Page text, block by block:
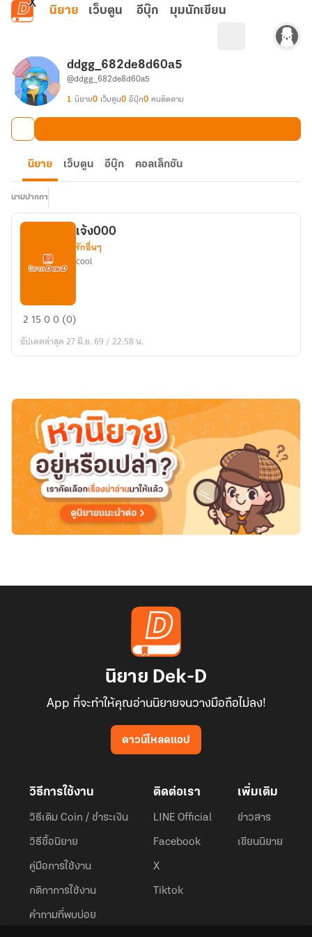
ข้ามไปยังเนื้อหาหลัก
นิยาย เว็บตูน อีบุ๊ก มุมนักเขียน
ddgg_682de8d60a5
@ddgg_682de8d60a5
1 นิยาย0 เว็บตูน0 อีบุ๊ก0 คนติดตาม
นิยาย เว็บตูน อีบุ๊ก คอลเล็กชัน
นามปากกา
เจ้ง000
เจ้ง000
รักอื่นๆ
cool
2 1500 (0)
อัปเดตล่าสุด 27 มิ.ย. 69 / 22:58 น.
นิยาย Dek-D
App ที่จะทำให้คุณอ่านนิยายจนวางมือถือไม่ลง!
ดาวน์โหลดแอป
วิธีการใช้งาน
วิธีเติม Coin / ชำระเงิน
วิธีซื้อนิยาย
คู่มือการใช้งาน
กติกาการใช้งาน
คำถามที่พบบ่อย
ติดต่อเรา
LINE Official
Facebook
X
Tiktok
เพิ่มเติม
ข่าวสาร
เขียนนิยาย